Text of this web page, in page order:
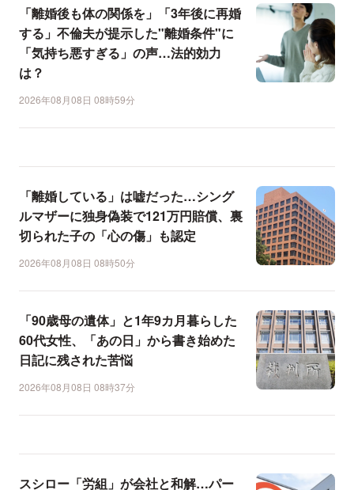
「離婚後も体の関係を」「3年後に再婚
する」不倫夫が提示した"離婚条件"に
「気持ち悪すぎる」の声…法的効力
は？
2026年08月08日 08時59分
「離婚している」は嘘だった…シング
ルマザーに独身偽装で121万円賠償、裏
切られた子の「心の傷」も認定
2026年08月08日 08時50分
「90歳母の遺体」と1年9カ月暮らした
60代女性、「あの日」から書き始めた
日記に残された苦悩
2026年08月08日 08時37分
スシロー「労組」が会社と和解…パー